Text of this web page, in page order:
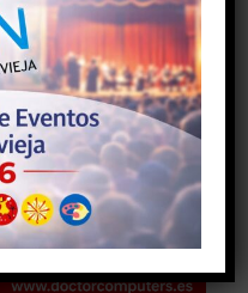
los alumnos
enfocada al canto
y lenguaje